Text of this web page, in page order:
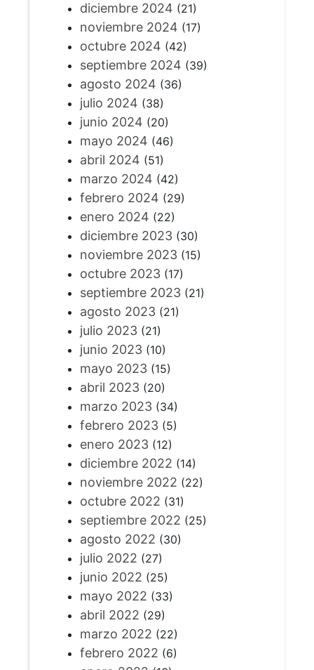
diciembre 2024 (21)
noviembre 2024 (17)
octubre 2024 (42)
septiembre 2024 (39)
agosto 2024 (36)
julio 2024 (38)
junio 2024 (20)
mayo 2024 (46)
abril 2024 (51)
marzo 2024 (42)
febrero 2024 (29)
enero 2024 (22)
diciembre 2023(30)
noviembre 2023(15)
octubre 2023(17)
septiembre 2023(21)
agosto 2023(21)
julio 2023(21)
junio 2023(10)
mayo 2023(15)
abril 2023(20)
marzo 2023(34)
febrero 2023(5)
enero 2023(12)
diciembre 2022 (14)
noviembre 2022 (22)
octubre 2022 (31)
septiembre 2022 (25)
agosto 2022 (30)
julio 2022 (27)
junio 2022 (25)
mayo 2022 (33)
abril 2022 (29)
marzo 2022 (22)
febrero 2022 (6)